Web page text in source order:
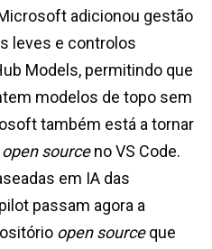
adicionou gestão
leves e controlos
Models, permitindo que
modelos de topo sem
também está a tornar
open sourceno VS Code.
em IA das
passam agora a
open sourceque